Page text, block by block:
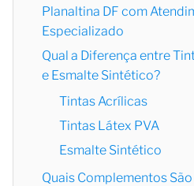
Planaltina DF com
Especializado
Qual a Diferença entre
e Esmalte Sintético?
Tintas Acrílicas
Tintas Látex PVA
Esmalte Sintético
Quais Complementos